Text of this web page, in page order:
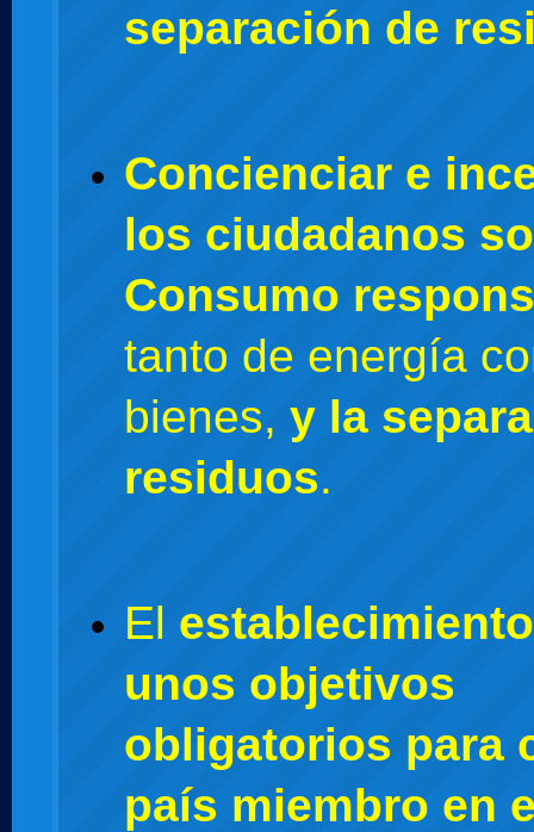
separación de
Concienciar e
los ciudadanos
Consumo
tanto de energía
bienes, y la
residuos.
El
unos objetivos
obligatorios para
país miembro en